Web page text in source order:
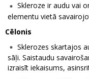
Skleroze ir audu vai
elementu vietā
Cēlonis
Sklerozes skartajos
sāļi. Saistaudu
izraisīt iekaisums,